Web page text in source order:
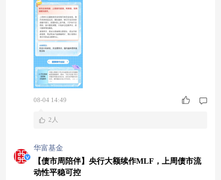
08-04 14:49
2人
华富基金
【债市周陪伴】央行大额续作MLF，上周债市流
动性平稳可控